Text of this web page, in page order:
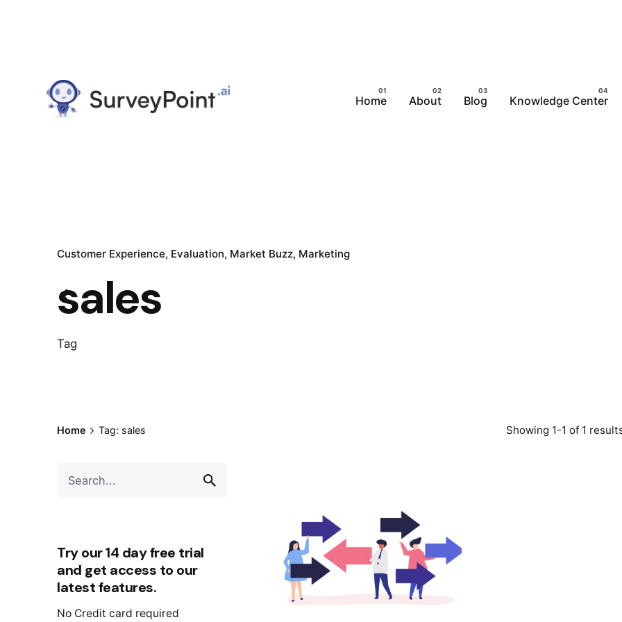
Home About Blog Knowledge Center
Customer Experience Evaluation Market Buzz Marketing
sales
Tag
Home Tag: sales Showing 1-1 of 1
Try our 14 day free trial
and get access to our
latest features.
No Credit card required
Posted
by
Survey
Point
Team